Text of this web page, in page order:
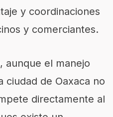
y coordinaciones
y comerciantes.
aunque el manejo
ciudad de Oaxaca no
directamente al